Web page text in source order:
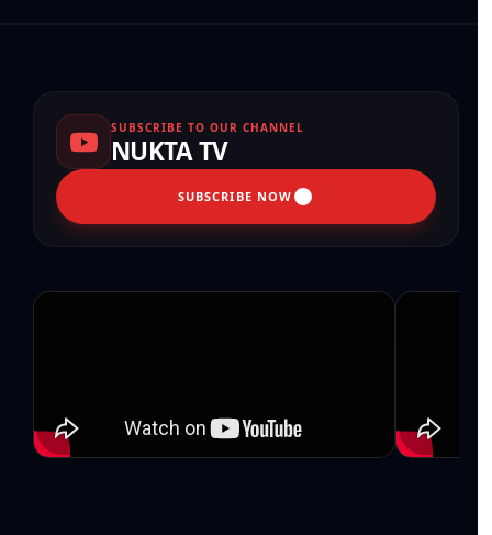
SUBSCRIBE TO OUR CHANNEL
NUKTA TV
SUBSCRIBE NOW